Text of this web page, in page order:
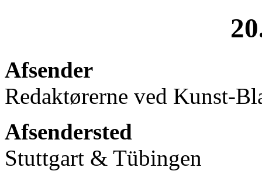
Afsender
Redaktørerne ved Kunst-
Afsendersted
Stuttgart & Tübingen